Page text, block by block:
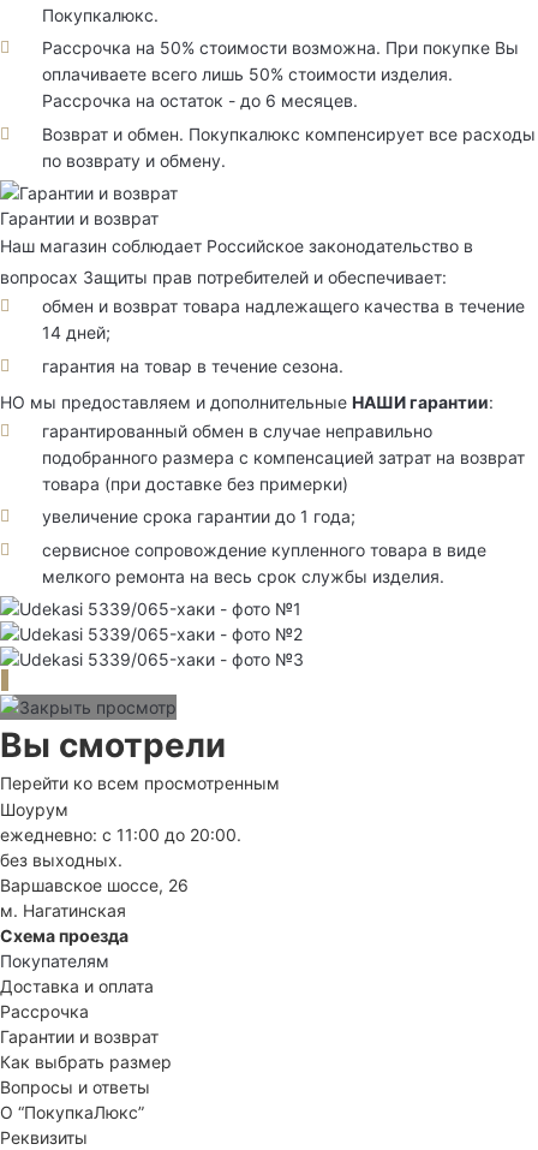
Покупкалюкс.
Рассрочка на 50% стоимости возможна. При покупке Вы
оплачиваете всего лишь 50% стоимости изделия.
Рассрочка на остаток - до 6 месяцев.
Возврат и обмен. Покупкалюкс компенсирует все расходы
по возврату и обмену.
Гарантии и возврат
Наш магазин соблюдает Российское законодательство в
вопросах Защиты прав потребителей и обеспечивает:
обмен и возврат товара надлежащего качества в течение
14 дней;
гарантия на товар в течение сезона.
НО мы предоставляем и дополнительные НАШИ гарантии:
гарантированный обмен в случае неправильно
подобранного размера с компенсацией затрат на возврат
товара (при доставке без примерки)
увеличение срока гарантии до 1 года;
сервисное сопровождение купленного товара в виде
мелкого ремонта на весь срок службы изделия.
Вы смотрели
Перейти ко всем просмотренным
Шоурум
ежедневно: с 11:00 до 20:00.
без выходных.
Варшавское шоссе, 26
м. Нагатинская
Схема проезда
Покупателям
Доставка и оплата
Рассрочка
Гарантии и возврат
Как выбрать размер
Вопросы и ответы
О “ПокупкаЛюкс”
Реквизиты